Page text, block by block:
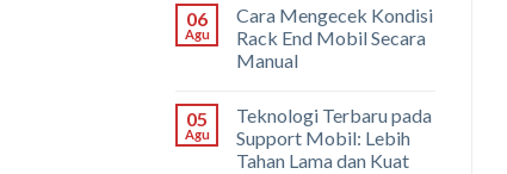
06
Agu
Cara Mengecek Kondisi
Rack End Mobil Secara
Manual
05
Agu
Teknologi Terbaru pada
Support Mobil: Lebih
Tahan Lama dan Kuat